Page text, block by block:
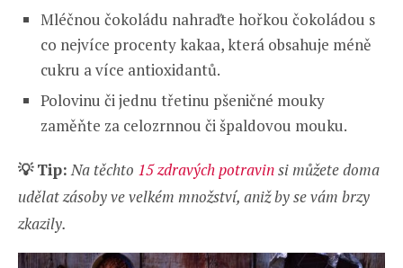
Mléčnou čokoládu nahraďte hořkou čokoládou s
co nejvíce procenty kakaa, která obsahuje méně
cukru a více antioxidantů.
Polovinu či jednu třetinu pšeničné mouky
zaměňte za celozrnnou či špaldovou mouku.
💡 Tip: Na těchto 15 zdravých potravinsi můžete doma
udělat zásoby ve velkém množství, aniž by se vám brzy
zkazily.